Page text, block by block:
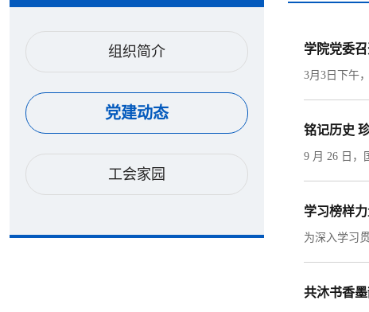
组织简介
党建动态
工会家园
学院党委
铭记历史
学习榜样
共沐书香